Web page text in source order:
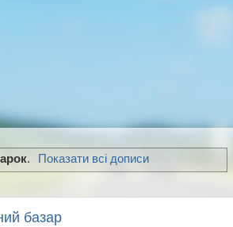
. Показати всі дописи
базар